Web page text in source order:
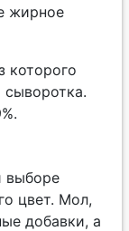
жирное
которого
сыворотка.
выборе
цвет. Мол,
добавки, а